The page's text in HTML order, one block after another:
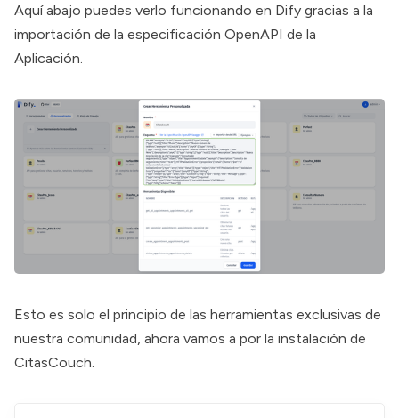
Aquí abajo puedes verlo funcionando en Dify gracias a la
importación de la especificación OpenAPI de la
Aplicación.
Esto es solo el principio de las herramientas exclusivas de
nuestra comunidad, ahora vamos a por la instalación de
CitasCouch.